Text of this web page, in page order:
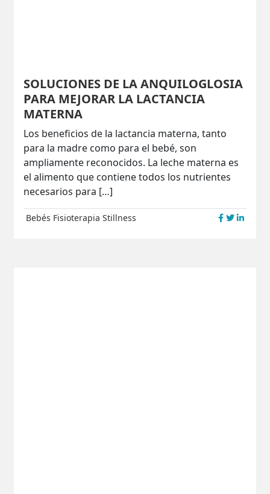
SOLUCIONES DE LA ANQUILOGLOSIA
PARA MEJORAR LA LACTANCIA
MATERNA
Los beneficios de la lactancia materna, tanto
para la madre como para el bebé, son
ampliamente reconocidos. La leche materna es
el alimento que contiene todos los nutrientes
necesarios para […]
Bebés Fisioterapia Stillness